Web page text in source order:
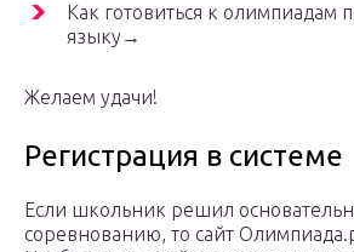
Как готовиться к олимпиадам
языку→
Желаем удачи!
Регистрация в системе
Если школьник решил
соревнованию, то сайт